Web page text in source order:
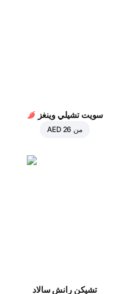
سويت تشيلي وينغز
من AED 26
تشيكن رانش سالاد